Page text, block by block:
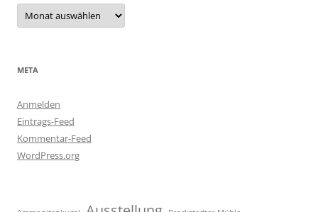
Archiv
META
Anmelden
Eintrags-Feed
Kommentar-Feed
WordPress.org